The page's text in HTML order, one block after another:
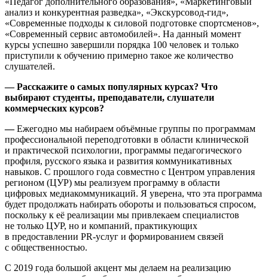
анализ и конкурентная разведка», «Экскурсовод-гид»,
«Современные подходы к силовой подготовке спортсменов»,
«Современный сервис автомобилей». На данный момент
курсы успешно завершили порядка 100 человек и только
приступили к обучению примерно такое же количество
слушателей.
— Расскажите о самых популярных курсах? Что
выбирают студенты, преподаватели, слушатели
коммерческих курсов?
—Ежегодно мы набираем объёмные группы по программам
профессиональной переподготовки в области клинической
и практической психологии, программы педагогического
профиля, русского языка и развития коммуникативных
навыков. С прошлого года совместно с Центром управления
регионом (ЦУР) мы реализуем программу в области
цифровых медиакоммуникаций. Я уверена, что эта программа
будет продолжать набирать обороты и пользоваться спросом,
поскольку к её реализации мы привлекаем специалистов
не только ЦУР, но и компаний, практикующих
в предоставлении PR-услуг и формированием связей
с общественностью.
С 2019 года большой акцент мы делаем на реализацию